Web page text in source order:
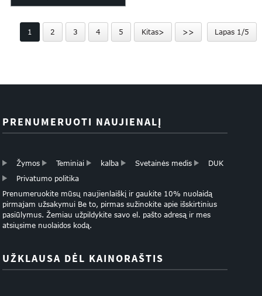
maišelis, pritaikytas...
1 2 3 4 5 Kitas> >> Lapas 1/5
PRENUMERUOTI NAUJIENALĮ
Žymos Teminiai kalba Svetainės medis
DUK
Privatumo politika
Prenumeruokite mūsų naujienlaiškį ir gaukite 10% nuolaidą
pirmajam užsakymui Be to, pirmas sužinokite apie išskirtinius
pasiūlymus. Žemiau užpildykite savo el. pašto adresą ir mes
atsiųsime nuolaidos kodą.
UŽKLAUSA DĖL KAINORAŠTIS